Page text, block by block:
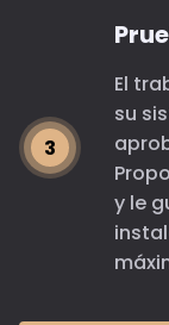
El
su
y le